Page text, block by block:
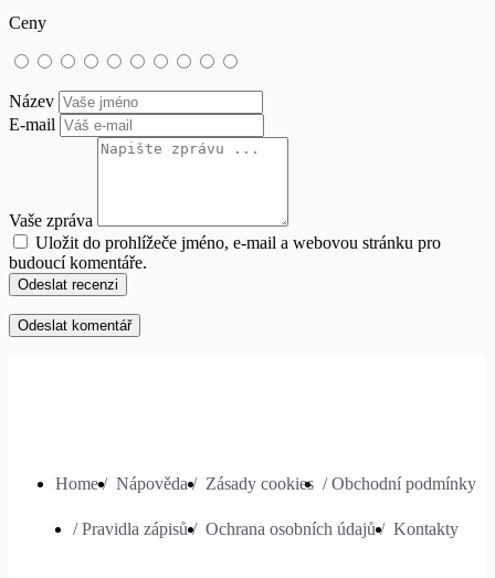
Ceny
Název
E-mail
Vaše zpráva
Uložit do prohlížeče jméno, e-mail a webovou stránku pro
budoucí komentáře.
Odeslat recenzi
Home / Nápověda / Zásady cookies / Obchodní podmínky
/ Pravidla zápisů / Ochrana osobních údajů / Kontakty